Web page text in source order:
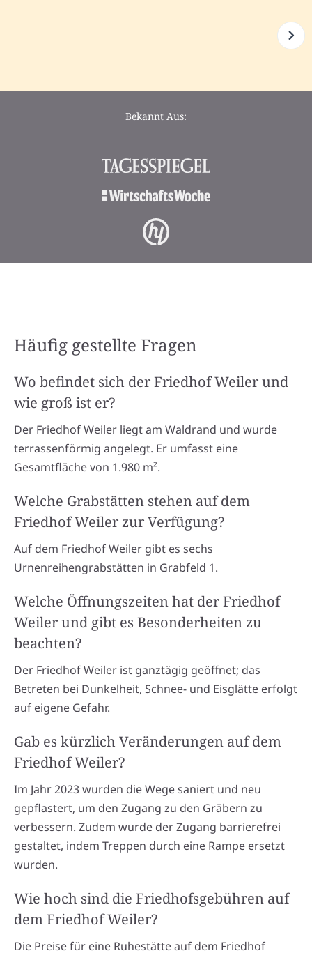
Bekannt Aus:
Häufig gestellte Fragen
Wo befindet sich der Friedhof Weiler und
wie groß ist er?
Der Friedhof Weiler liegt am Waldrand und wurde
terrassenförmig angelegt. Er umfasst eine
Gesamtfläche von 1.980 m².
Welche Grabstätten stehen auf dem
Friedhof Weiler zur Verfügung?
Auf dem Friedhof Weiler gibt es sechs
Urnenreihengrabstätten in Grabfeld 1.
Welche Öffnungszeiten hat der Friedhof
Weiler und gibt es Besonderheiten zu
beachten?
Der Friedhof Weiler ist ganztägig geöffnet; das
Betreten bei Dunkelheit, Schnee- und Eisglätte erfolgt
auf eigene Gefahr.
Gab es kürzlich Veränderungen auf dem
Friedhof Weiler?
Im Jahr 2023 wurden die Wege saniert und neu
gepflastert, um den Zugang zu den Gräbern zu
verbessern. Zudem wurde der Zugang barrierefrei
gestaltet, indem Treppen durch eine Rampe ersetzt
wurden.
Wie hoch sind die Friedhofsgebühren auf
dem Friedhof Weiler?
Die Preise für eine Ruhestätte auf dem Friedhof